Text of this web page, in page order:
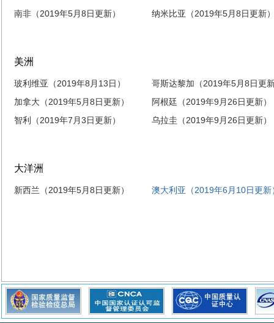
南非（2019年5月8日更新） 纳米比亚（2019年5月8日更新
美洲
玻利维亚（2019年8月13日）
哥斯达黎加（2019年5月8日更
加拿大（2019年5月8日更新）
阿根廷（2019年9月26日更新）
智利（2019年7月3日更新）
乌拉圭（2019年9月26日更新）
大洋洲
新西兰（2019年5月8日更新） 澳大利亚（2019年6月10日更新